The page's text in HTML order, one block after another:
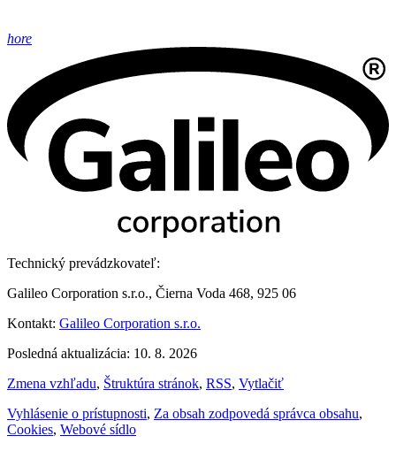
hore
Technický prevádzkovateľ:
Galileo Corporation s.r.o., Čierna Voda 468, 925 06
Kontakt: Galileo Corporation s.r.o.
Posledná aktualizácia: 10. 8. 2026
Zmena vzhľadu, Štruktúra stránok, RSS, Vytlačiť
Vyhlásenie o prístupnosti, Za obsah zodpovedá správca obsahu,
Cookies, Webové sídlo